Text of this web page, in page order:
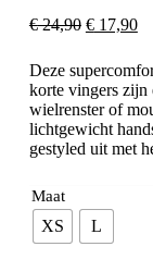
€24,90
€ 24,90.
€17,90
is:
€
Deze
korte vingers zijn
wielrenster of
lichtgewicht
gestyled uit met
Maat
XS L